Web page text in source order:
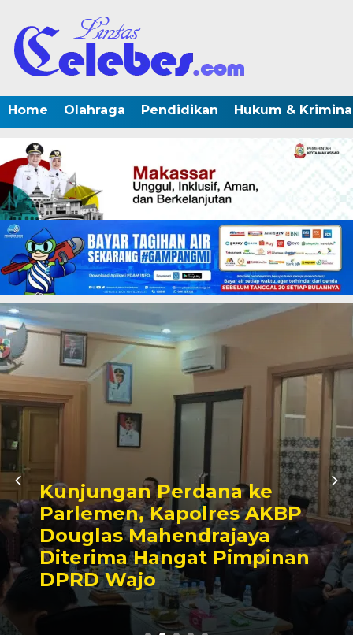
Home Olahraga Pendidikan Hukum &
Awali Tugas sebagai
Kabagbinkar, AKBP
Taherong Tekankan
Kebersihan dan Disiplin
Demi Kepuasan Publik